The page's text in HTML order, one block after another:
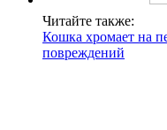
Читайте также:
Кошка хромает на
повреждений